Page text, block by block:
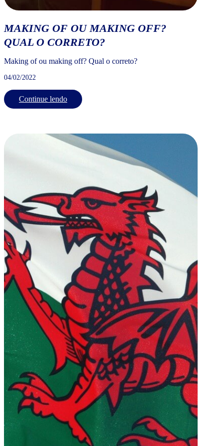
MAKING OF OU MAKING OFF?
QUAL O CORRETO?
Making of ou making off? Qual o correto?
04/02/2022
Continue lendo